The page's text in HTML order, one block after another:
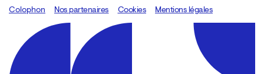
Colophon
Design:Marcel Kaczmarek, code:8080.studio
Nos partenaires Cookies Mentions légales